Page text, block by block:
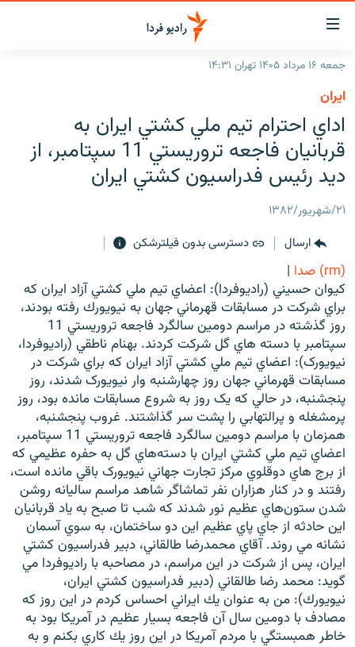
لینک‌های
قابلیت
دسترسی
بازگشت
منوی
اصلی
رفتن
صفحه
ایران
جهان
رادیو
گزارش‌های تصویری
گزارش‌های ویدئویی
زنان فردا
English
به ما بپیوندید
زبان‌های دیگر
جمعه ۱۶ مرداد ۱۴۰۵ تهران ۱۴:۳۱
ايران
اداي احترام تيم ملي كشتي ايران به
قربانيان فاجعه تروريستي 11 سپتامبر، از
ديد رئيس فدراسيون كشتي ايران
۲۱/شهریور/۱۳۸۲
ارسال
دسترسی بدون فیلترشکن
(rm) صدا
|
كيوان حسيني (راديوفردا): اعضاي تيم ملي كشتي آزاد ايران كه
براي شركت در مسابقات قهرماني جهان به نيويورك رفته بودند،
روز گذشته در مراسم دومين سالگرد فاجعه تروريستي 11
سپتامبر با دسته هاي گل شركت كردند. بهنام ناطقي (راديوفردا،
نيويورک): اعضاي تيم ملي کشتي آزاد ايران که براي شرکت در
مسابقات قهرماني جهان روز چهارشنبه وار نيويورک شدند، روز
پنجشنبه، در حالي که يک روز به شروع مسابقات مانده بود، روز
پرمشغله و پرالتهابي را پشت سر گذاشتند. غروب پنجشنبه،
همزمان با مراسم دومين سالگرد فاجعه تروريستي 11 سپتامبر،
اعضاي تيم ملي کشتي ايران با دسته‌هاي گل به حفره عظيمي که
از برج هاي دوقلوي مرکز تجارت جهاني نيويورک باقي مانده است،
رفتند و در کنار هزاران نفر تماشاگر شاهد مراسم ساليانه روشن
شدن ستون‌هاي عظيم نور شدند که شب تا صبح به ياد قربانيان
اين حادثه از جاي پاي عظيم اين دو ساختمان، به سوي آسمان
نشانه مي روند. آقاي محمدرضا طالقاني، دبير فدراسيون کشتي
ايران، پس از شرکت در اين مراسم، در مصاحبه با راديوفردا مي
گويد: محمد رضا طالقاني (دبير فدراسيون كشتي ايران،
نيويورك): من به عنوان يك ايراني احساس كردم در اين روز كه
مصادف با دومين سال آن فاجعه بسيار عظيم در آمريكا بود به
خاطر همبستگي با مردم آمريكا در اين روز يك كاري بكنم و به